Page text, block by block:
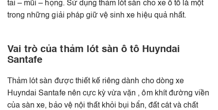
tai – mũi – họng. Sử dụng thảm lót sàn cho xe ô tô là một
trong những giải pháp giữ vệ sinh xe hiệu quả nhất.
Vai trò của thảm lót sàn ô tô Huyndai
Santafe
Thảm lót sàn được thiết kế riêng dành cho dòng xe
Huyndai Santafe nên cực kỳ vừa vặn , ôm khít đường viền
của sàn xe, bảo vệ nội thất khỏi bụi bẩn, đất cát và chất